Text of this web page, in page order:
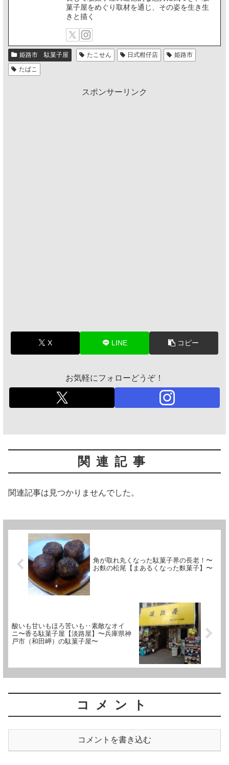
菓子屋をめぐり取材を通じ、その姿を生き生
きと描く
姫路市 駄菓子屋 たこせん 日式柑仔店
姫路市
たばこ
スポンサーリンク
X LINE コピー
お気軽にフォローどうぞ！
関連記事
関連記事は見つかりませんでした。
角が取れ丸くなった駄菓子界の長老！〜
お麩の松尾【まあるくなった麩菓子】〜
酸いも甘いもほろ苦いも‥素敵なオイ
ニ〜香る駄菓子屋【淡路屋】〜兵庫県神
戸市（和田岬）の駄菓子屋〜
コメント
コメントを書き込む